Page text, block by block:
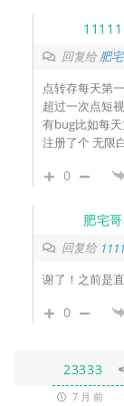
回复给肥
点转存每天第
超过一次点短
有bug比如每
注册了个 无限
0
肥宅
回复给
谢了！之前是
0
23333
7 月 前